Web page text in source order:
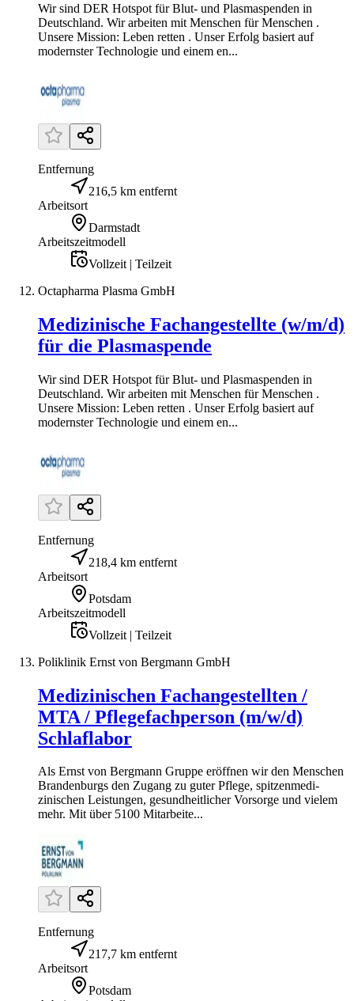
Wir sind DER Hotspot für Blut- und Plasmaspenden in
Deutschland. Wir arbeiten mit Menschen für Menschen .
Unsere Mission: Leben retten . Unser Erfolg basiert auf
modernster Technologie und einem en...
Entfernung
216,5 km entfernt
Arbeitsort
Darmstadt
Arbeitszeitmodell
Vollzeit | Teilzeit
Octapharma Plasma GmbH
Medizinische Fachangestellte (w/m/d)
für die Plasmaspende
Wir sind DER Hotspot für Blut- und Plasmaspenden in
Deutschland. Wir arbeiten mit Menschen für Menschen .
Unsere Mission: Leben retten . Unser Erfolg basiert auf
modernster Technologie und einem en...
Entfernung
218,4 km entfernt
Arbeitsort
Potsdam
Arbeitszeitmodell
Vollzeit | Teilzeit
Poliklinik Ernst von Bergmann GmbH
Medizinischen Fachangestellten /
MTA / Pflegefachperson (m/w/d)
Schlaflabor
Als Ernst von Bergmann Gruppe eröffnen wir den Menschen
Brandenburgs den Zugang zu guter Pflege, spitzen­medi­
zinischen Leistungen, gesundheitlicher Vorsorge und vielem
mehr. Mit über 5100 Mitarbeite...
Entfernung
217,7 km entfernt
Arbeitsort
Potsdam